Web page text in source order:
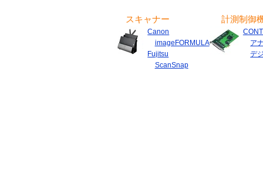
スキャナー
Canon
imageFORMULA
Fujitsu
ScanSnap
計測制御
ア
デ